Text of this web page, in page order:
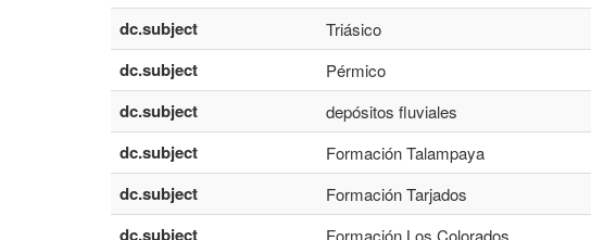
dc.subject Triásico
dc.subject Pérmico
dc.subject depósitos fluviales
dc.subject Formación Talampaya
dc.subject Formación Tarjados
dc.subject Formación Los Colorados